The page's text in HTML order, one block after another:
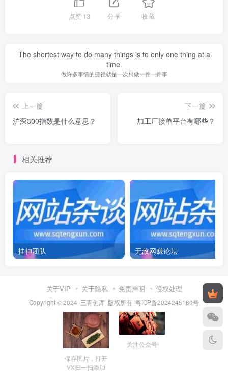
点赞13 分享 收藏
The shortest way to do many things is to only one thing at a
time.
做许多事情的捷径就是一次只做一件一件事
上一篇
沪深300指数是什么意思？
下一篇
加工厂接单平台有哪些？
相关推荐
挂神团队 无敌网赚论坛
关于VIP 关于隐私 免责声明 侵权处理
Copyright © 2024 ·三青创库 版权所有 粤ICP备2024245160号
保存图片，打开
VX扫一扫添加
关注公众号